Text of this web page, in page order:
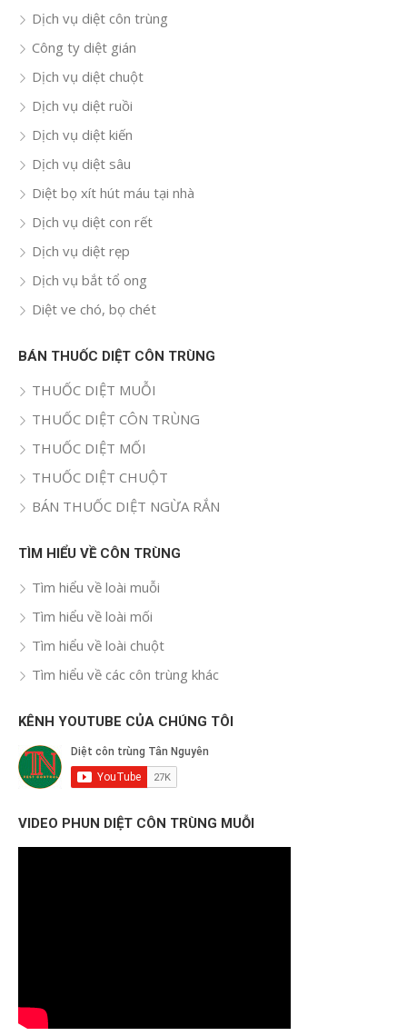
Dịch vụ diệt côn trùng
Công ty diệt gián
Dịch vụ diệt chuột
Dịch vụ diệt ruồi
Dịch vụ diệt kiến
Dịch vụ diệt sâu
Diệt bọ xít hút máu tại nhà
Dịch vụ diệt con rết
Dịch vụ diệt rẹp
Dịch vụ bắt tổ ong
Diệt ve chó, bọ chét
BÁN THUỐC DIỆT CÔN TRÙNG
THUỐC DIỆT MUỖI
THUỐC DIỆT CÔN TRÙNG
THUỐC DIỆT MỐI
THUỐC DIỆT CHUỘT
BÁN THUỐC DIỆT NGỪA RẮN
TÌM HIỂU VỀ CÔN TRÙNG
Tìm hiểu về loài muỗi
Tìm hiểu về loài mối
Tìm hiểu về loài chuột
Tìm hiểu về các côn trùng khác
KÊNH YOUTUBE CỦA CHÚNG TÔI
VIDEO PHUN DIỆT CÔN TRÙNG MUỖI